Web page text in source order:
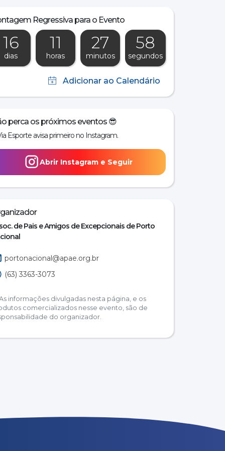
Regressiva para o Evento
16
dias
11
horas
27
minutos
57
segundos
perca os próximos eventos 😎
Esporte avisa primeiro no Instagram.
Abrir Instagram e Seguir
de Pais e Amigos de Excepcionais de Porto
portonacional@apae.org.br
(63) 3363-3073
informações divulgadas nesta página, e os
comercializados nesse evento, são de
do organizador.